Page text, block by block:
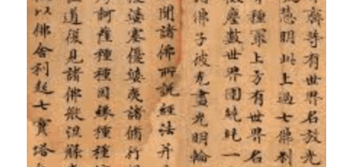
．雨季，兩個旅人
．花開最末
．杏葉詩
．閱讀與人生（上）——談閱讀對自我生
命的啟發
拄杖在手
拄杖在手/論文・演講・座談・開示
拄杖在手/隨身法藏
寒雪付衣/散文・詩歌・偈贊
薔薇與棘原/現代小說・寓言小說・佛化小說
影之聲/電影內外觀
【勝鬘經】
感思與洄瀾
千眼書屋/書籍．作品
搜索
聯絡我們